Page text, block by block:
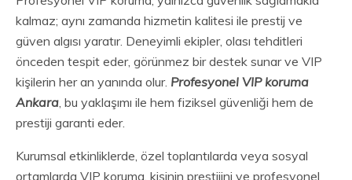
kalmaz; aynı zamanda hizmetin kalitesi ile prestij ve
güven algısı yaratır. Deneyimli ekipler, olası tehditleri
önceden tespit eder, görünmez bir destek sunar ve VIP
kişilerin her an yanında olur. Profesyonel VIP koruma
Ankara , bu yaklaşımı ile hem fiziksel güvenliği hem de
prestiji garanti eder.
Kurumsal etkinliklerde, özel toplantılarda veya sosyal
ortamlarda VIP koruma, kişinin prestijini ve profesyonel